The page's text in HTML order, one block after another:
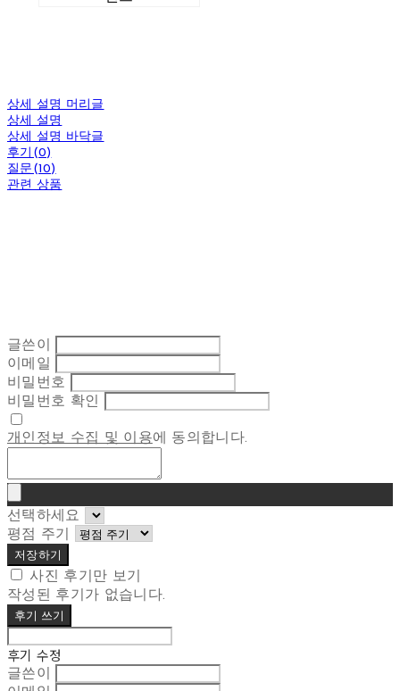
상세 설명 머리글
상세 설명
상세 설명 바닥글
후기(0)
질문(10)
관련 상품
글쓴이
이메일
비밀번호
비밀번호 확인
개인정보 수집 및 이용에 동의합니다.
선택하세요
평점 주기
저장하기
사진 후기만 보기
작성된 후기가 없습니다.
후기 쓰기
후기 수정
글쓴이